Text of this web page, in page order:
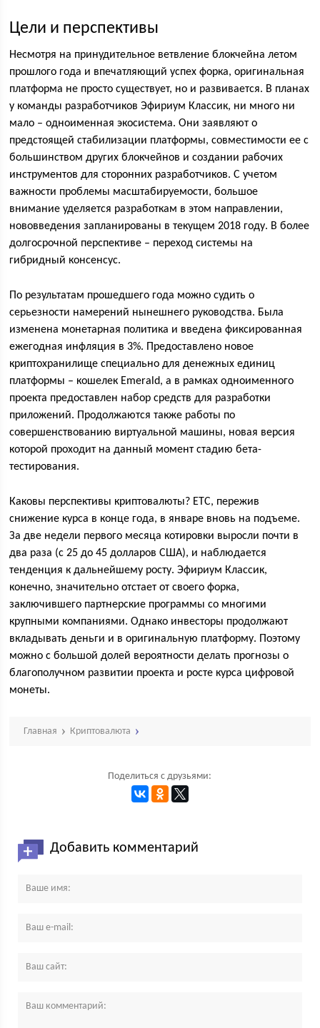
Цели и перспективы
Несмотря на принудительное ветвление блокчейна летом
прошлого года и впечатляющий успех форка, оригинальная
платформа не просто существует, но и развивается. В планах
у команды разработчиков Эфириум Классик, ни много ни
мало – одноименная экосистема. Они заявляют о
предстоящей стабилизации платформы, совместимости ее с
большинством других блокчейнов и создании рабочих
инструментов для сторонних разработчиков. С учетом
важности проблемы масштабируемости, большое
внимание уделяется разработкам в этом направлении,
нововведения запланированы в текущем 2018 году. В более
долгосрочной перспективе – переход системы на
гибридный консенсус.
По результатам прошедшего года можно судить о
серьезности намерений нынешнего руководства. Была
изменена монетарная политика и введена фиксированная
ежегодная инфляция в 3%. Предоставлено новое
криптохранилище специально для денежных единиц
платформы – кошелек Emerald, а в рамках одноименного
проекта предоставлен набор средств для разработки
приложений. Продолжаются также работы по
совершенствованию виртуальной машины, новая версия
которой проходит на данный момент стадию бета-
тестирования.
Каковы перспективы криптовалюты? ЕТС, пережив
снижение курса в конце года, в январе вновь на подъеме.
За две недели первого месяца котировки выросли почти в
два раза (с 25 до 45 долларов США), и наблюдается
тенденция к дальнейшему росту. Эфириум Классик,
конечно, значительно отстает от своего форка,
заключившего партнерские программы со многими
крупными компаниями. Однако инвесторы продолжают
вкладывать деньги и в оригинальную платформу. Поэтому
можно с большой долей вероятности делать прогнозы о
благополучном развитии проекта и росте курса цифровой
монеты.
Главная Криптовалюта
Поделиться с друзьями:
Добавить комментарий